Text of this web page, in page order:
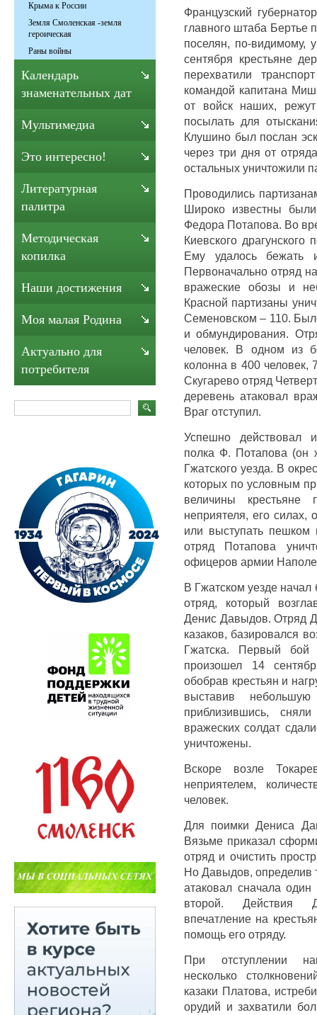
Французский
главного штаба Бертье
поселян, по-видимому,
сентября крестьяне
перехватили
командой капитана
от войск наших,
посылать для
Клушино был послан
через три дня от
остальных уничтожили
Проводились
Широко известны
Федора Потапова. Во
Киевского
Ему удалось бежать
Первоначально отряд
вражеские обозы и
Красной партизаны
Семеновском – 110.
и обмундирования.
человек. В одном из
колонна в 400 человек,
Скугарево отряд
деревень атаковал
Враг отступил.
Успешно действовал и
полка Ф. Потапова (он
Гжатского уезда. В
которых по условным
величины крестьяне
неприятеля, его силах,
или выступать пешком
отряд Потапова
офицеров армии
В Гжатском уезде
отряд, который
Денис Давыдов. Отряд
казаков, базировался
Гжатска. Первый
произошел 14
обобрав крестьян и
выставив
приблизившись,
вражеских солдат
уничтожены.
Вскоре возле
неприятелем,
человек.
Для поимки Дениса
Вязьме приказал
отряд и очистить
Но Давыдов, определив
атаковал сначала
второй. Действия
впечатление на
помощь его отряду.
При отступлении
несколько
казаки Платова,
орудий и захватили
Крыма к России
Земля Смоленская -земля
героическая
Раны войны
Календарь
знаменательных дат
Мультимедиа
Это интересно!
Литературная
палитра
Методическая
копилка
Наши достижения
Моя малая Родина
Актуально для
потребителя